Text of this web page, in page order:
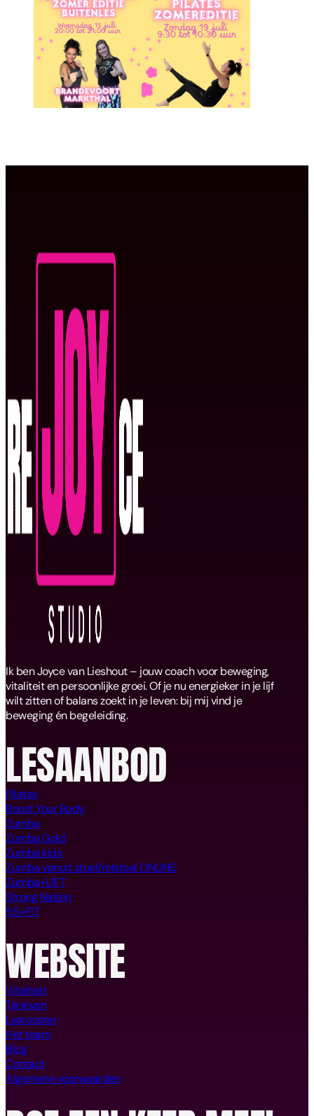
Ik ben Joyce van Lieshout – jouw coach voor beweging,
vitaliteit en persoonlijke groei. Of je nu energieker in je lijf
wilt zitten of balans zoekt in je leven: bij mij vind je
beweging én begeleiding.
LESAANBOD
Pilates
Boost Your Body
Zumba
Zumba Gold
Zumba kids
Zumba vanuit stoel/rolstoel ONLINE
Zumba+LIFT
Strong Nation
55+FIT
WEBSITE
Vitaliteit
Tarieven
Lesrooster
Het team
Blog
Contact
Algemene voorwaarden